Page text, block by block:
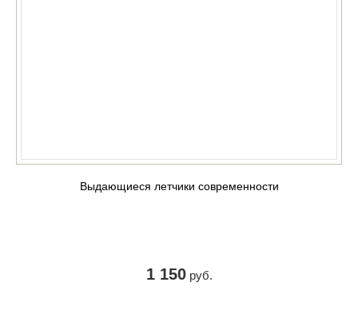
Выдающиеся летчики современности
1 150руб.